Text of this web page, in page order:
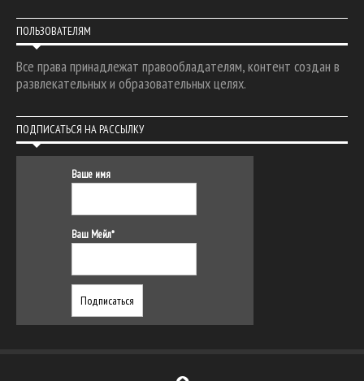
ПОЛЬЗОВАТЕЛЯМ
Все права принадлежат правообладателям, контент создан в
развлекательных и образовательных целях.
ПОДПИСАТЬСЯ НА РАССЫЛКУ
Ваше имя
Ваш Мейл*